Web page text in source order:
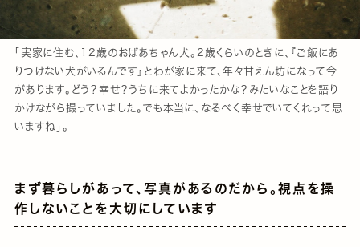
「実家に住む、12歳のおばあちゃん犬。2歳くらいのときに、『ご飯にあ
りつけない犬がいるんです』とわが家に来て、年々甘えん坊になって今
があります。どう？幸せ？うちに来てよかったかな？みたいなことを語り
かけながら撮っていました。でも本当に、なるべく幸せでいてくれって思
いますね」。
まず暮らしがあって、写真があるのだから。視点を操
作しないことを大切にしています